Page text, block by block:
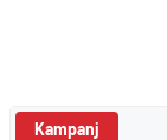
Kampanj